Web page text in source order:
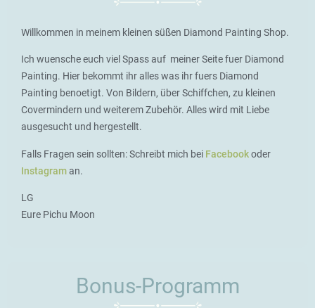
Willkommen in meinem kleinen süßen Diamond Painting Shop.
Ich wuensche euch viel Spass auf meiner Seite fuer Diamond
Painting. Hier bekommt ihr alles was ihr fuers Diamond
Painting benoetigt. Von Bildern, über Schiffchen, zu kleinen
Covermindern und weiterem Zubehör. Alles wird mit Liebe
ausgesucht und hergestellt.
Falls Fragen sein sollten: Schreibt mich bei Facebookoder
Instagraman.
LG
Eure Pichu Moon
Bonus-Programm